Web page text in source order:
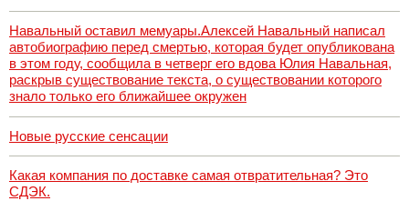
Навальный оставил мемуары.Алексей Навальный написал
автобиографию перед смертью, которая будет опубликована
в этом году, сообщила в четверг его вдова Юлия Навальная,
раскрыв существование текста, о существовании которого
знало только его ближайшее окружен
Новые русские сенсации
Какая компания по доставке самая отвратительная? Это
СДЭК.